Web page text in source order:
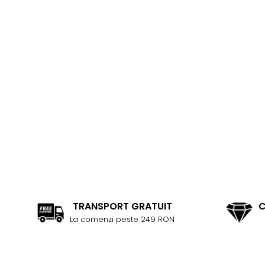
Coliere cu Animale
Coliere cu Molecule
TRANSPORT GRATUIT
La comenzi peste 249 RON